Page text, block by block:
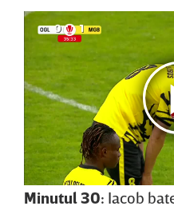
Minutul 30: Iacob